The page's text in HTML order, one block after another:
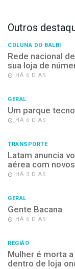
Outros
COLUNA DO BALBI
Rede nacional
sua loja de
HÁ 6 DIAS
GERAL
Um parque
HÁ 6 DIAS
TRANSPORTE
Latam anuncia
aérea com
HÁ 3 DIAS
GERAL
Gente Bacana
HÁ 6 DIAS
REGIÃO
Mulher é morta
dentro de loja